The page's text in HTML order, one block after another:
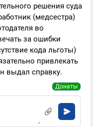
решения суда
(медсестра)
во
за ошибки
кода льготы)
привлекать
выдал справку.
Донаты